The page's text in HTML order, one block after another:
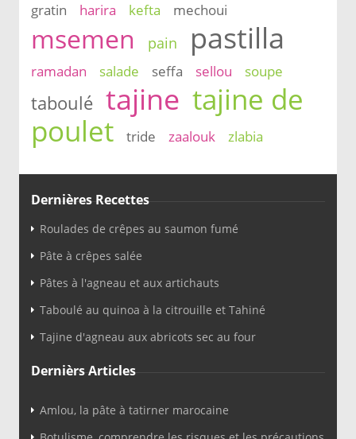
gratin
harira kefta mechoui
msemen pain pastilla
ramadan salade seffa sellou soupe
taboulé tajine tajine de
poulet
tride zaalouk zlabia
Dernières Recettes
Roulades de crêpes au saumon fumé
Pâte à crêpes salée
Pâtes à l'agneau et aux artichauts
Taboulé au quinoa à la citrouille et Tahiné
Tajine d'agneau aux abricots sec au four
Dernièrs Articles
Amlou, la pâte à tatirner marocaine